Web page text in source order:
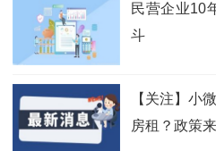
民营企业10
斗
【关注】小
房租？政策